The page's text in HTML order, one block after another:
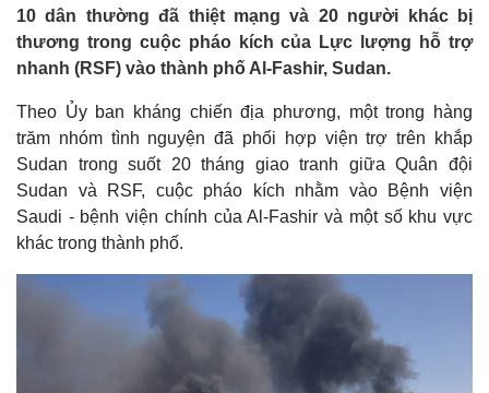
Biển đảo
10 dân thường đã thiệt mạng và 20 người khác bị
thương trong cuộc pháo kích của Lực lượng hỗ trợ
nhanh (RSF) vào thành phố Al-Fashir, Sudan.
Theo Ủy ban kháng chiến địa phương, một trong hàng
trăm nhóm tình nguyện đã phối hợp viện trợ trên khắp
Sudan trong suốt 20 tháng giao tranh giữa Quân đội
Sudan và RSF, cuộc pháo kích nhằm vào Bệnh viện
Saudi - bệnh viện chính của Al-Fashir và một số khu vực
khác trong thành phố.